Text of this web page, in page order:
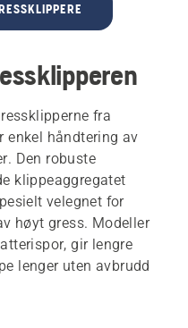
fra
enkel håndtering av
Den robuste
klippeaggregatet
velegnet for
høyt gress. Modeller
gir lengre
lenger uten avbrudd